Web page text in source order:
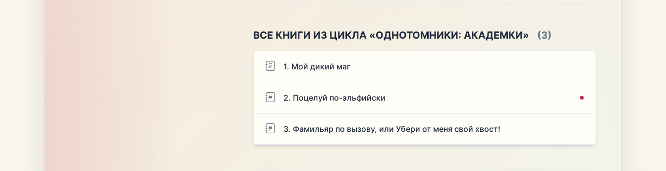
ВСЕ КНИГИ ИЗ ЦИКЛА «ОДНОТОМНИКИ: АКАДЕМКИ» (3)
1. Мой дикий маг
2. Поцелуй по-эльфийски
3. Фамильяр по вызову, или Убери от меня свой хвост!